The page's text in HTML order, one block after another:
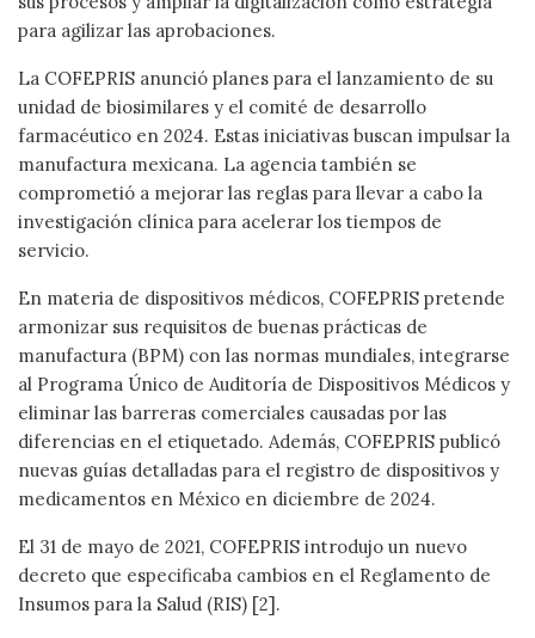
para agilizar las aprobaciones.
La COFEPRIS anunció planes para el lanzamiento de su
unidad de biosimilares y el comité de desarrollo
farmacéutico en 2024. Estas iniciativas buscan impulsar la
manufactura mexicana. La agencia también se
comprometió a mejorar las reglas para llevar a cabo la
investigación clínica para acelerar los tiempos de
servicio.
En materia de dispositivos médicos, COFEPRIS pretende
armonizar sus requisitos de buenas prácticas de
manufactura (BPM) con las normas mundiales, integrarse
al Programa Único de Auditoría de Dispositivos Médicos y
eliminar las barreras comerciales causadas por las
diferencias en el etiquetado. Además, COFEPRIS publicó
nuevas guías detalladas para el registro de dispositivos y
medicamentos en México en diciembre de 2024.
El 31 de mayo de 2021, COFEPRIS introdujo un nuevo
decreto que especificaba cambios en el Reglamento de
Insumos para la Salud (RIS) [2].